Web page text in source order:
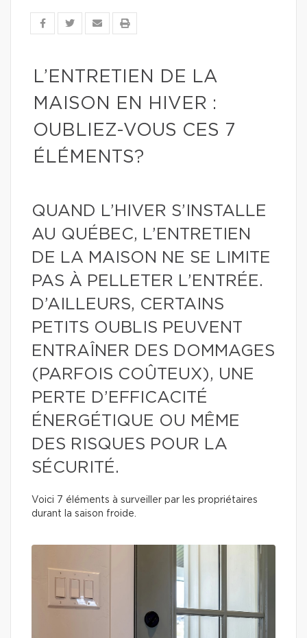
L’ENTRETIEN DE LA
MAISON EN HIVER :
OUBLIEZ-VOUS CES 7
ÉLÉMENTS?
QUAND L’HIVER S’INSTALLE
AU QUÉBEC, L’ENTRETIEN
DE LA MAISON NE SE LIMITE
PAS À PELLETER L’ENTRÉE.
D’AILLEURS, CERTAINS
PETITS OUBLIS PEUVENT
ENTRAÎNER DES DOMMAGES
(PARFOIS COÛTEUX), UNE
PERTE D’EFFICACITÉ
ÉNERGÉTIQUE OU MÊME
DES RISQUES POUR LA
SÉCURITÉ.
Voici 7 éléments à surveiller par les propriétaires
durant la saison froide.